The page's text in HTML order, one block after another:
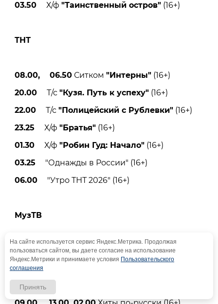
03.50 Х/ф "Таинственный остров" (16+)
ТНТ
08.00, 06.50 Ситком "Интерны" (16+)
20.00 Т/с "Кузя. Путь к успеху" (16+)
22.00 Т/с "Полицейский с Рублевки" (16+)
23.25 Х/ф "Братья" (16+)
01.30 Х/ф "Робин Гуд: Начало" (16+)
03.25 "Однажды в России" (16+)
06.00 "Утро ТНТ 2026" (16+)
МузТВ
06.00Музитив (16+)
07.10Муз-ТВ чарт (16+)
08.00Звезды на утро (16+)
На сайте используется сервис Яндекс.Метрика. Продолжая
пользоваться сайтом, вы даете согласие на использование
Яндекс.Метрики и принимаете условия Пользовательского
соглашения
Принять